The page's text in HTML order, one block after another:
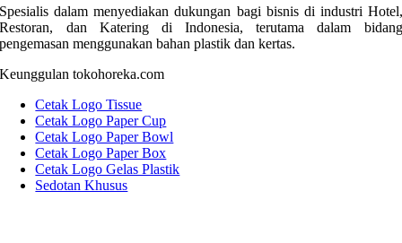
Spesialis dalam menyediakan dukungan bagi bisnis di industri Hotel,
Restoran, dan Katering di Indonesia, terutama dalam bidang
pengemasan menggunakan bahan plastik dan kertas.
Keunggulan tokohoreka.com
Cetak Logo Tissue
Cetak Logo Paper Cup
Cetak Logo Paper Bowl
Cetak Logo Paper Box
Cetak Logo Gelas Plastik
Sedotan Khusus